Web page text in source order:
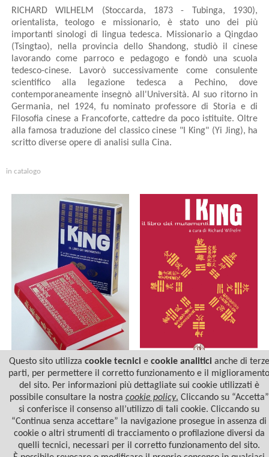
RICHARD WILHELM (Stoccarda, 1873 - Tubinga, 1930),
orientalista, teologo e missionario, è stato uno dei più
importanti sinologi di lingua tedesca. Missionario a Qingdao
(Tsingtao), nella provincia dello Shandong, studiò il cinese
lavorando come parroco e pedagogo e fondò una scuola
tedesco-cinese. Lavorò successivamente come consulente
scientifico alla legazione tedesca a Pechino, dove
contemporaneamente insegnò all'Università. Al suo ritorno in
Germania, nel 1924, fu nominato professore di Storia e di
Filosofia cinese a Francoforte, cattedre da poco istituite. Oltre
alla famosa traduzione del classico cinese "I King" (Yi Jing), ha
scritto diverse opere di analisi sulla Cina.
in catalogo
I KING - LIBRO DEI
MUTAMENTI
I KING - LIBRO DEI
MUTAMENTI
Questo sito utilizza cookie tecnicie cookie analiticianche di terze
parti, per permettere il corretto funzionamento e il miglioramento
del sito. Per informazioni più dettagliate sui cookie utilizzati è
possibile consultare la nostra cookie policy. Cliccando su “Accetta”
si conferisce il consenso all’utilizzo di tali cookie. Cliccando su
“Continua senza accettare” la navigazione prosegue in assenza di
cookie o altri strumenti di tracciamento o profilazione diversi da
quelli tecnici, necessari per il corretto funzionamento del sito.